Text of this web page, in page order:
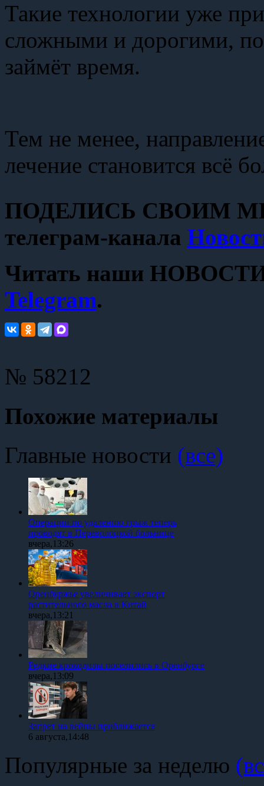
Такие технологии уже
сложными и дорогими,
займёт время.
Тем не менее,
лечение становится всё
ПОДЕЛИСЬ СВОИМ
телеграм-канала
Читать наши НОВОСТИ
Telegram.
№ 58212
Похожие материалы
Главные новости (все)
Операции по удалению грыж теперь
проводят в Переволоцкой больнице
вчера,13:26
Оренбуржье увеличивает экспорт
растительного масла в Китай
вчера,13:21
Редкие крокодилы поселились в Оренбурге
вчера,13:09
Запрет на вейпы приближается
6 августа,14:48
Популярные за неделю